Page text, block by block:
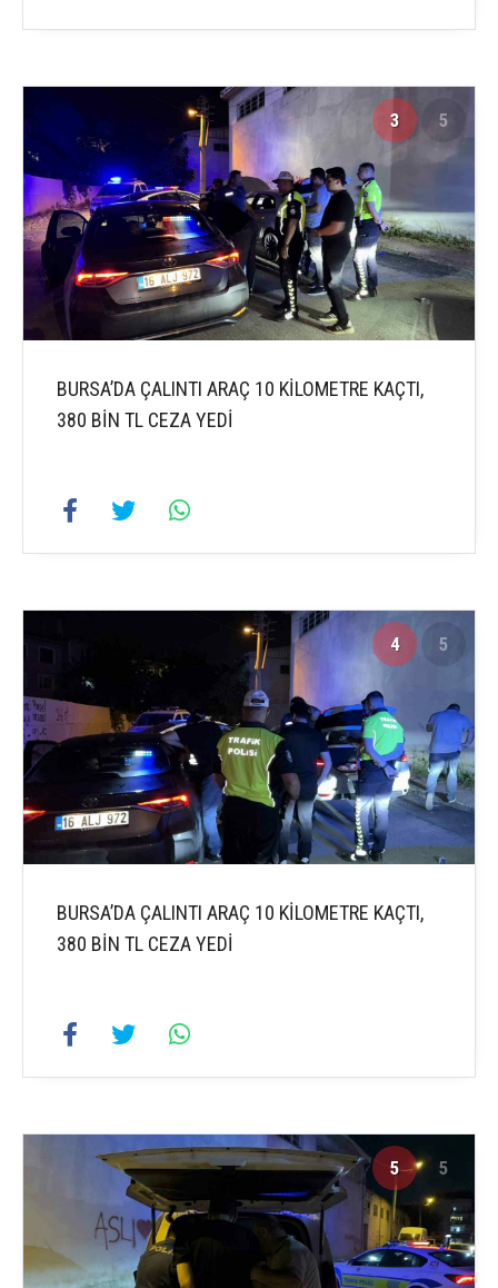
3 5
BURSA’DA ÇALINTI ARAÇ 10 KİLOMETRE KAÇTI,
380 BİN TL CEZA YEDİ
4 5
BURSA’DA ÇALINTI ARAÇ 10 KİLOMETRE KAÇTI,
380 BİN TL CEZA YEDİ
5 5